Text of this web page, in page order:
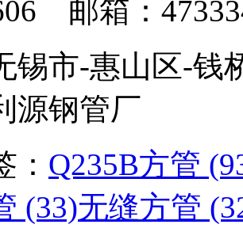
邮箱：
锡市-惠山区-钱
源钢管厂
Q235B方管
(33)无缝方管